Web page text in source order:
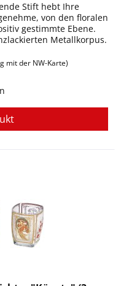
Stift hebt Ihre
von den floralen
gestimmte Ebene.
Metallkorpus.
mit der NW-Karte)